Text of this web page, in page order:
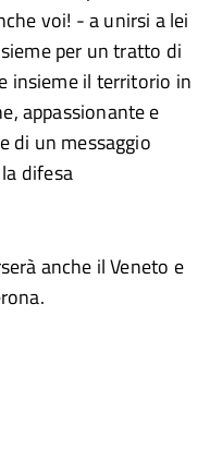
voi! - a unirsi a lei
per un tratto di
insieme il territorio in
appassionante e
di un messaggio
difesa
anche il Veneto e